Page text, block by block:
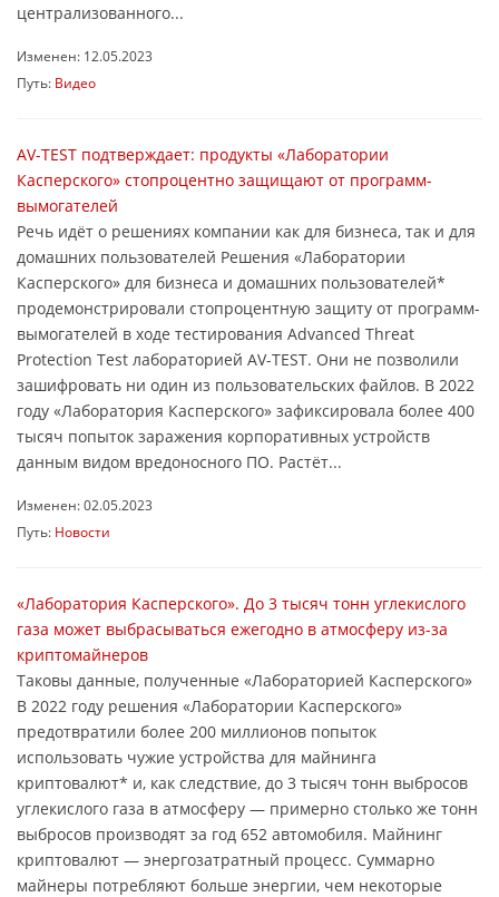
централизованного...
Изменен: 12.05.2023
Путь: Видео
AV-TEST подтверждает: продукты «Лаборатории
Касперского» стопроцентно защищают от программ-
вымогателей
Речь идёт о решениях компании как для бизнеса, так и для
домашних пользователей Решения «Лаборатории
Касперского» для бизнеса и домашних пользователей*
продемонстрировали стопроцентную защиту от программ-
вымогателей в ходе тестирования Advanced Threat
Protection Test лабораторией AV-TEST. Они не позволили
зашифровать ни один из пользовательских файлов. В 2022
году «Лаборатория Касперского» зафиксировала более 400
тысяч попыток заражения корпоративных устройств
данным видом вредоносного ПО. Растёт...
Изменен: 02.05.2023
Путь: Новости
«Лаборатория Касперского». До 3 тысяч тонн углекислого
газа может выбрасываться ежегодно в атмосферу из-за
криптомайнеров
Таковы данные, полученные «Лабораторией Касперского»
В 2022 году решения «Лаборатории Касперского»
предотвратили более 200 миллионов попыток
использовать чужие устройства для майнинга
криптовалют* и, как следствие, до 3 тысяч тонн выбросов
углекислого газа в атмосферу — примерно столько же тонн
выбросов производят за год 652 автомобиля. Майнинг
криптовалют — энергозатратный процесс. Суммарно
майнеры потребляют больше энергии, чем некоторые